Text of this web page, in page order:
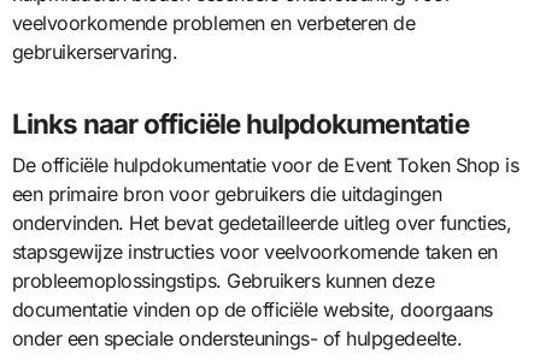
veelvoorkomende problemen en verbeteren de
gebruikerservaring.
Links naar officiële hulpdokumentatie
De officiële hulpdokumentatie voor de Event Token Shop is
een primaire bron voor gebruikers die uitdagingen
ondervinden. Het bevat gedetailleerde uitleg over functies,
stapsgewijze instructies voor veelvoorkomende taken en
probleemoplossingstips. Gebruikers kunnen deze
documentatie vinden op de officiële website, doorgaans
onder een speciale ondersteunings- of hulpgedeelte.